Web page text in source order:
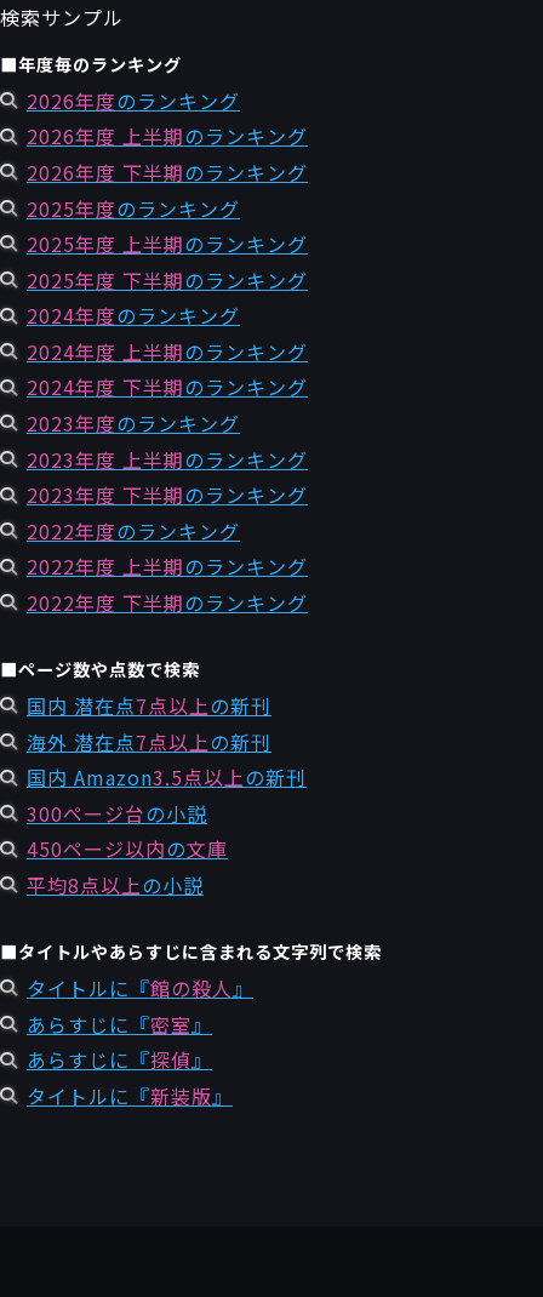
検索サンプル
■年度毎のランキング
2026年度のランキング
2026年度 上半期のランキング
2026年度 下半期のランキング
2025年度のランキング
2025年度 上半期のランキング
2025年度 下半期のランキング
2024年度のランキング
2024年度 上半期のランキング
2024年度 下半期のランキング
2023年度のランキング
2023年度 上半期のランキング
2023年度 下半期のランキング
2022年度のランキング
2022年度 上半期のランキング
2022年度 下半期のランキング
■ページ数や点数で検索
国内 潜在点7点以上の新刊
海外 潜在点7点以上の新刊
国内 Amazon3.5点以上の新刊
300ページ台の小説
450ページ以内の文庫
平均8点以上の小説
■タイトルやあらすじに含まれる文字列で検索
タイトルに『館の殺人』
あらすじに『密室 』
あらすじに『探偵』
タイトルに『新装版』